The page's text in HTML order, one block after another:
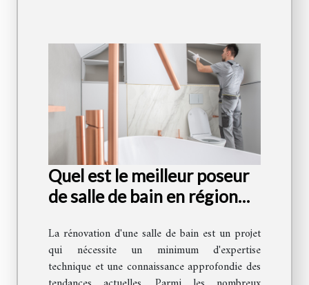
Quel est le meilleur poseur
de salle de bain en région
La rénovation d'une salle de bain est un projet
qui nécessite un minimum d'expertise
technique et une connaissance approfondie des